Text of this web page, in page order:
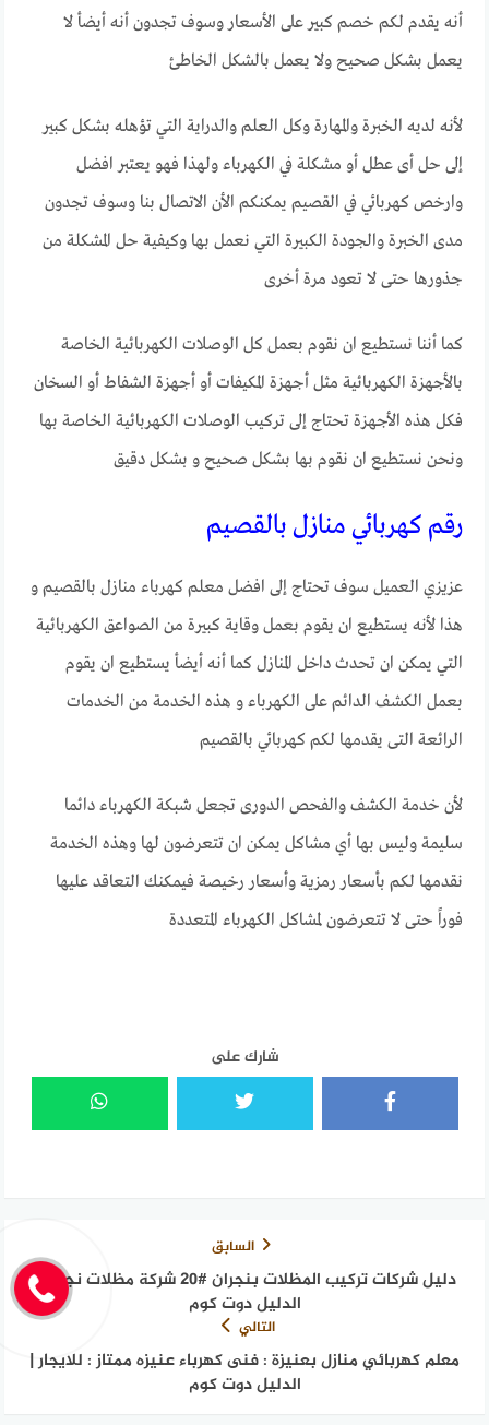
أنه يقدم لكم خصم كبير على الأسعار وسوف تجدون أنه أيضأ لا
يعمل بشكل صحيح ولا يعمل بالشكل الخاطئ
لأنه لديه الخبرة والمهارة وكل العلم والدراية التي تؤهله بشكل كبير
إلى حل أى عطل أو مشكلة في الكهرباء ولهذا فهو يعتبر افضل
وارخص كهربائي في القصيم يمكنكم الأن الاتصال بنا وسوف تجدون
مدى الخبرة والجودة الكبيرة التي نعمل بها وكيفية حل المشكلة من
جذورها حتى لا تعود مرة أخرى
كما أننا نستطيع ان نقوم بعمل كل الوصلات الكهربائية الخاصة
بالأجهزة الكهربائية مثل أجهزة المكيفات أو أجهزة الشفاط أو السخان
فكل هذه الأجهزة تحتاج إلى تركيب الوصلات الكهربائية الخاصة بها
ونحن نستطيع ان نقوم بها بشكل صحيح و بشكل دقيق
رقم كهربائي منازل بالقصيم
عزيزي العميل سوف تحتاج إلى افضل معلم كهرباء منازل بالقصيم و
هذا لأنه يستطيع ان يقوم بعمل وقاية كبيرة من الصواعق الكهربائية
التي يمكن ان تحدث داخل المنازل كما أنه أيضأ يستطيع ان يقوم
بعمل الكشف الدائم على الكهرباء و هذه الخدمة من الخدمات
الرائعة التى يقدمها لكم كهربائي بالقصيم
لأن خدمة الكشف والفحص الدورى تجعل شبكة الكهرباء دائما
سليمة وليس بها أي مشاكل يمكن ان تتعرضون لها وهذه الخدمة
نقدمها لكم بأسعار رمزية وأسعار رخيصة فيمكنك التعاقد عليها
فوراً حتى لا تتعرضون لمشاكل الكهرباء المتعددة
شارك على
السابق
دليل شركات تركيب المظلات بنجران #20 شركة مظلات نجران |
الدليل دوت كوم
التالي
معلم كهربائي منازل بعنيزة : فنى كهرباء عنيزه ممتاز : للايجار |
الدليل دوت كوم